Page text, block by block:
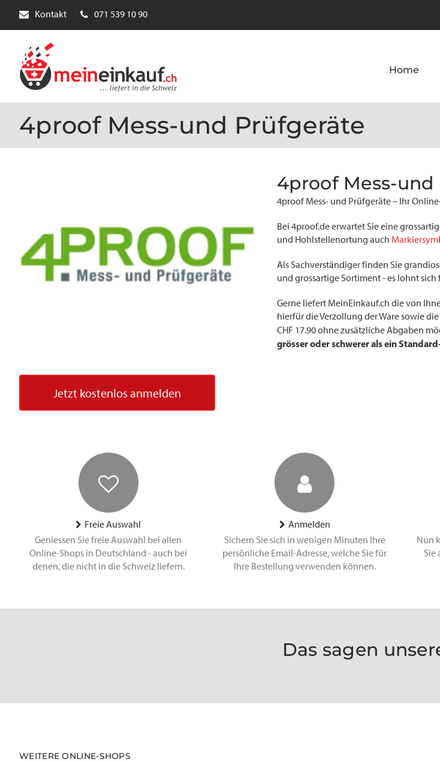
Kontakt 071 539 10 90
Home
4proof Mess-und Prüfgeräte
4proof Mess-und
4proof Mess- und Prüfgeräte – Ihr
Bei 4proof.de erwartet Sie eine
und Hohlstellenortung auch
Als Sachverständiger finden Sie
und grossartige Sortiment - es lohnt sich
Gerne liefert MeinEinkauf.ch die von
hierfür die Verzollung der Ware sowie
CHF 17.90 ohne zusätzliche Abgaben
grösser oder schwerer als ein
Jetzt kostenlos anmelden
Freie Auswahl
Geniessen Sie freie Auswahl bei allen
Online-Shops in Deutschland - auch bei
denen, die nicht in die Schweiz liefern.
Anmelden
Sichern Sie sich in wenigen Minuten Ihre
persönliche Email-Adresse, welche Sie für
Ihre Bestellung verwenden können.
Nun
Sie
Das sagen
WEITERE ONLINE-SHOPS